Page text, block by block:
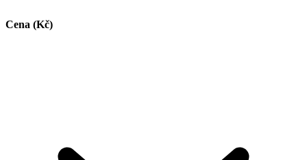
Cena (Kč)